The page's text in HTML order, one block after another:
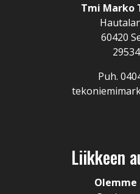
Tmi Marko
60420
Puh.
Liikkeen
Olemme